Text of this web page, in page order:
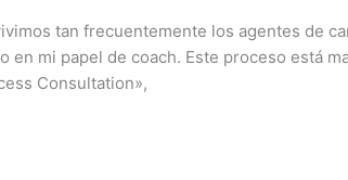
tan frecuentemente los agentes de
mi papel de coach. Este proceso está
Consultation»,